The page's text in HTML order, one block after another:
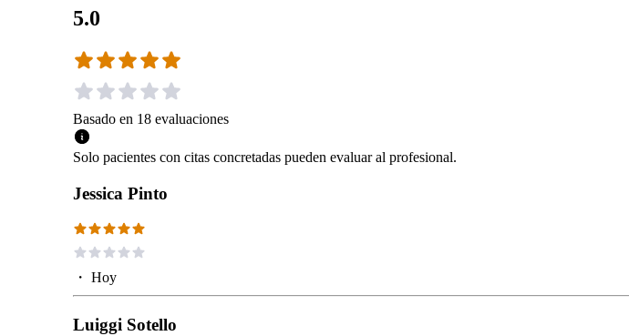
5.0
Basado en 18 evaluaciones
Solo pacientes con citas concretadas pueden evaluar al profesional.
Jessica Pinto
・ Hoy
Luiggi Sotello